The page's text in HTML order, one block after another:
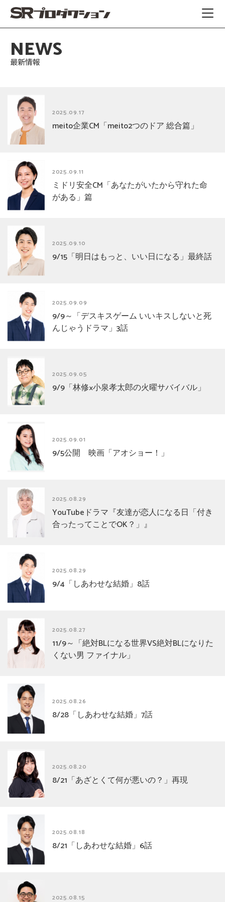
NEWS
最新情報
2025.09.17
meito企業CM「meito2つのドア 総合篇」
2025.09.11
ミドリ安全CM「あなたがいたから守れた命
がある」篇
2025.09.10
9/15「明日はもっと、いい日になる」最終話
2025.09.09
9/9～「デスキスゲーム いいキスしないと死
んじゃうドラマ」3話
2025.09.05
9/9「林修×小泉孝太郎の火曜サバイバル」
2025.09.01
9/5公開 映画「アオショー！」
2025.08.29
YouTubeドラマ『友達が恋人になる日「付き
合ったってことでOK？」』
2025.08.29
9/4「しあわせな結婚」8話
2025.08.27
11/9～「絶対BLになる世界VS絶対BLになりた
くない男 ファイナル」
2025.08.26
8/28「しあわせな結婚」7話
2025.08.20
8/21「あざとくて何が悪いの？」再現
2025.08.18
8/21「しあわせな結婚」6話
2025.08.15